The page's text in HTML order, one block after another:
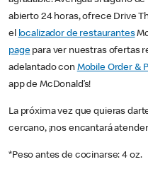
abierto 24 horas, ofrece Drive
el localizador de restaurantes
pagepara ver nuestras ofertas
adelantado con Mobile Order &
app de McDonald’s!
La próxima vez que quieras
cercano, ¡nos encantará
*Peso antes de cocinarse: 4 oz.